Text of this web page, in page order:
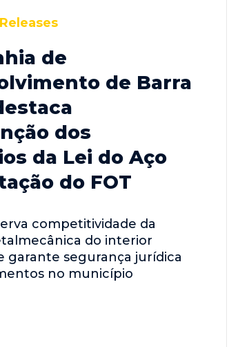
Releases
de
de Barra
dos
da Lei do Aço
do FOT
competitividade da
do interior
garante segurança jurídica
no município